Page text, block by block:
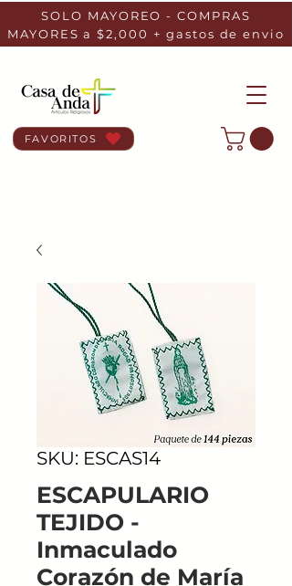
SOLO MAYOREO - COMPRAS
MAYORES a $2,000 + gastos de envio
FAVORITOS
SKU: ESCAS14
ESCAPULARIO
TEJIDO -
Inmaculado
Corazón de María